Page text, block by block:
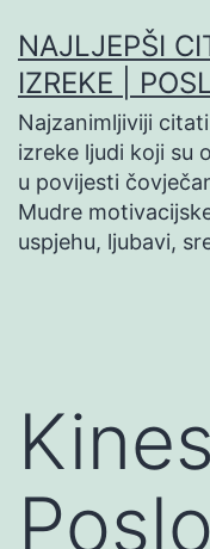
na
sadržaj
NAJLJEPŠI
IZREKE |
Najzanimljiviji
izreke ljudi koji su
u povijesti
Mudre
uspjehu, ljubavi,